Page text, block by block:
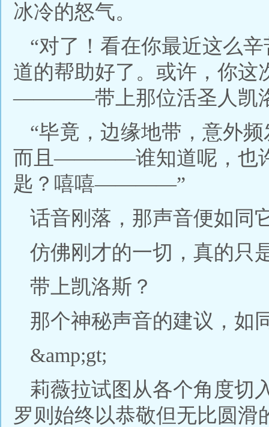
冰冷的怒气。
“对了！看在你最近这么
道的帮助好了。或许，你这
————带上那位活圣人凯洛
“毕竟，边缘地带，意外
而且————谁知道呢，也许
匙？嘻嘻————”
话音刚落，那声音便如同
仿佛刚才的一切，真的只
带上凯洛斯？
那个神秘声音的建议，如
&amp;gt;
莉薇拉试图从各个角度切
罗则始终以恭敬但无比圆